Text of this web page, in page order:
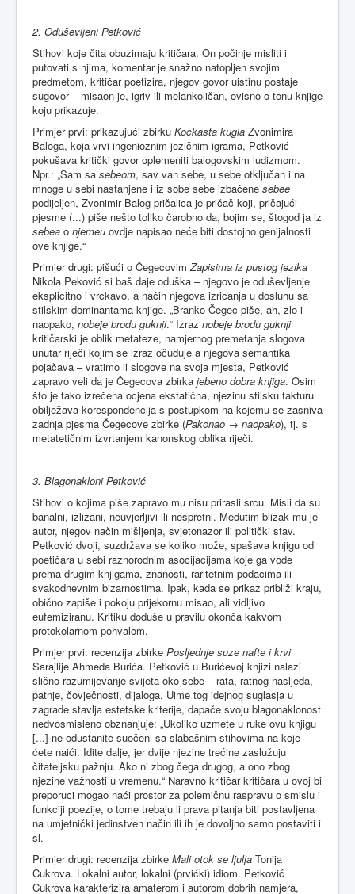
2. Oduševljeni Petković
Stihovi koje čita obuzimaju kritičara. On počinje misliti i
putovati s njima, komentar je snažno natopljen svojim
predmetom, kritičar poetizira, njegov govor uistinu postaje
sugovor – misaon je, igriv ili melankoličan, ovisno o tonu knjige
koju prikazuje.
Primjer prvi: prikazujući zbirku Kockasta kugla Zvonimira
Baloga, koja vrvi ingenioznim jezičnim igrama, Petković
pokušava kritički govor oplemeniti balogovskim ludizmom.
Npr.: „Sam sa sebeom, sav van sebe, u sebe otključan i na
mnoge u sebi nastanjene i iz sobe sebe izbačene sebee
podijeljen, Zvonimir Balog pričalica je pričač koji, pričajući
pjesme (...) piše nešto toliko čarobno da, bojim se, štogod ja iz
sebea o njemeu ovdje napisao neće biti dostojno genijalnosti
ove knjige.“
Primjer drugi: pišući o ČegecovimZapisima iz pustog jezika
Nikola Peković si baš daje oduška – njegovo je oduševljenje
eksplicitno i vrckavo, a način njegova izricanja u dosluhu sa
stilskim dominantama knjige. „Branko Čegec piše, ah, zlo i
naopako, nobeje brodu guknji.“ Izraz nobeje brodu guknji
kritičarski je oblik metateze, namjernog premetanja slogova
unutar riječi kojim se izraz očuđuje a njegova semantika
pojačava – vratimo li slogove na svoja mjesta, Petković
zapravo veli da je Čegecova zbirka jebeno dobra knjiga. Osim
što je tako izrečena ocjena ekstatična, njezinu stilsku fakturu
obilježava korespondencija s postupkom na kojemu se zasniva
zadnja pjesma Čegecove zbirke (Pakonao → naopako), tj. s
metatetičnim izvrtanjem kanonskog oblika riječi.
3. Blagonakloni Petković
Stihovi o kojima piše zapravo mu nisu prirasli srcu. Misli da su
banalni, izlizani, neuvjerljivi ili nespretni. Međutim blizak mu je
autor, njegov način mišljenja, svjetonazor ili politički stav.
Petković dvoji, suzdržava se koliko može, spašava knjigu od
poetičara u sebi raznorodnim asocijacijama koje ga vode
prema drugim knjigama, znanosti, raritetnim podacima ili
svakodnevnim bizarnostima. Ipak, kada se prikaz približi kraju,
obično zapiše i pokoju prijekornu misao, ali vidljivo
eufemiziranu. Kritiku doduše u pravilu okonča kakvom
protokolarnom pohvalom.
Primjer prvi: recenzija zbirke Posljednje suze nafte i krvi
Sarajlije Ahmeda Burića. Petković u Burićevoj knjizi nalazi
slično razumijevanje svijeta oko sebe – rata, ratnog nasljeđa,
patnje, čovječnosti, dijaloga. Uime tog idejnog suglasja u
zagrade stavlja estetske kriterije, dapače svoju blagonaklonost
nedvosmisleno obznanjuje: „Ukoliko uzmete u ruke ovu knjigu
[...] ne odustanite suočeni sa slabašnim stihovima na koje
ćete naići. Idite dalje, jer dvije njezine trećine zaslužuju
čitateljsku pažnju. Ako ni zbog čega drugog, a ono zbog
njezine važnosti u vremenu.“ Naravno kritičar kritičara u ovoj bi
preporuci mogao naći prostor za polemičnu raspravu o smislu i
funkciji poezije, o tome trebaju li prava pitanja biti postavljena
na umjetnički jedinstven način ili ih je dovoljno samo postaviti i
sl.
Primjer drugi: recenzija zbirke Mali otok se ljulja Tonija
Cukrova. Lokalni autor, lokalni (prvićki) idiom. Petković
Cukrova karakterizira amaterom i autorom dobrih namjera,